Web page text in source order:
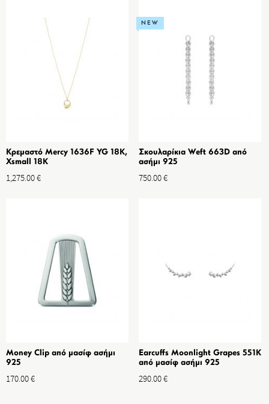
Κρεμαστό Mercy 1636F YG 18K,
Xsmall 18K
1,275.00€
NEW
Σκουλαρίκια Weft 663D από
ασήμι 925
750.00€
Money Clip από μασίφ ασήμι
925
170.00€
Earcuffs Moonlight Grapes 551K
από μασίφ ασήμι 925
290.00€